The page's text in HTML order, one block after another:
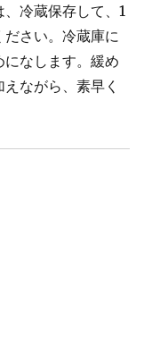
冷蔵保存して、1
さい。冷蔵庫に
になします。緩め
ながら、素早く